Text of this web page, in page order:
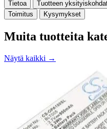
Tietoa
Tuotteen
Toimitus
Kysymykset
Muita tuotteita
Näytä kaikki →